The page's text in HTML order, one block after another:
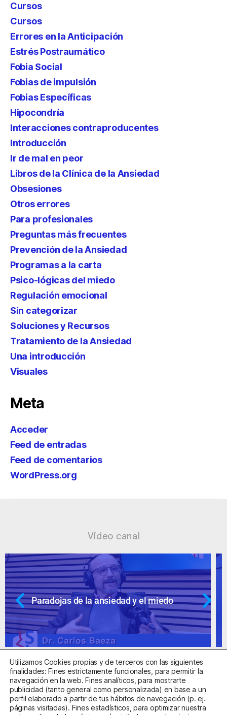
Cursos
Cursos
Errores en la Anticipación
Estrés Postraumático
Fobia Social
Fobias de impulsión
Fobias Específicas
Hipocondría
Interacciones contraproducentes
Introducción
Ir de mal en peor
Libros de la Clínica de la Ansiedad
Obsesiones
Otros errores
Para profesionales
Preguntas más frecuentes
Prevención de la Ansiedad
Programas a la carta
Psico-lógicas del miedo
Regulación emocional
Sin categorizar
Soluciones y Recursos
Tratamiento de la Ansiedad
Una introducción
Visuales
Meta
Acceder
Feed de entradas
Feed de comentarios
WordPress.org
Vídeo canal
Ansiedad: supuestos cuestionables
Centro Sanitario Autorizado con el código E08737002
Utilizamos Cookies propias y de terceros con las siguientes
finalidades: Fines estrictamente funcionales, para permitir la
navegación en la web. Fines analíticos, para mostrarte
publicidad (tanto general como personalizada) en base a un
perfil elaborado a partir de tus hábitos de navegación (p. ej.
páginas visitadas). Fines estadísticos, para optimizar nuestra